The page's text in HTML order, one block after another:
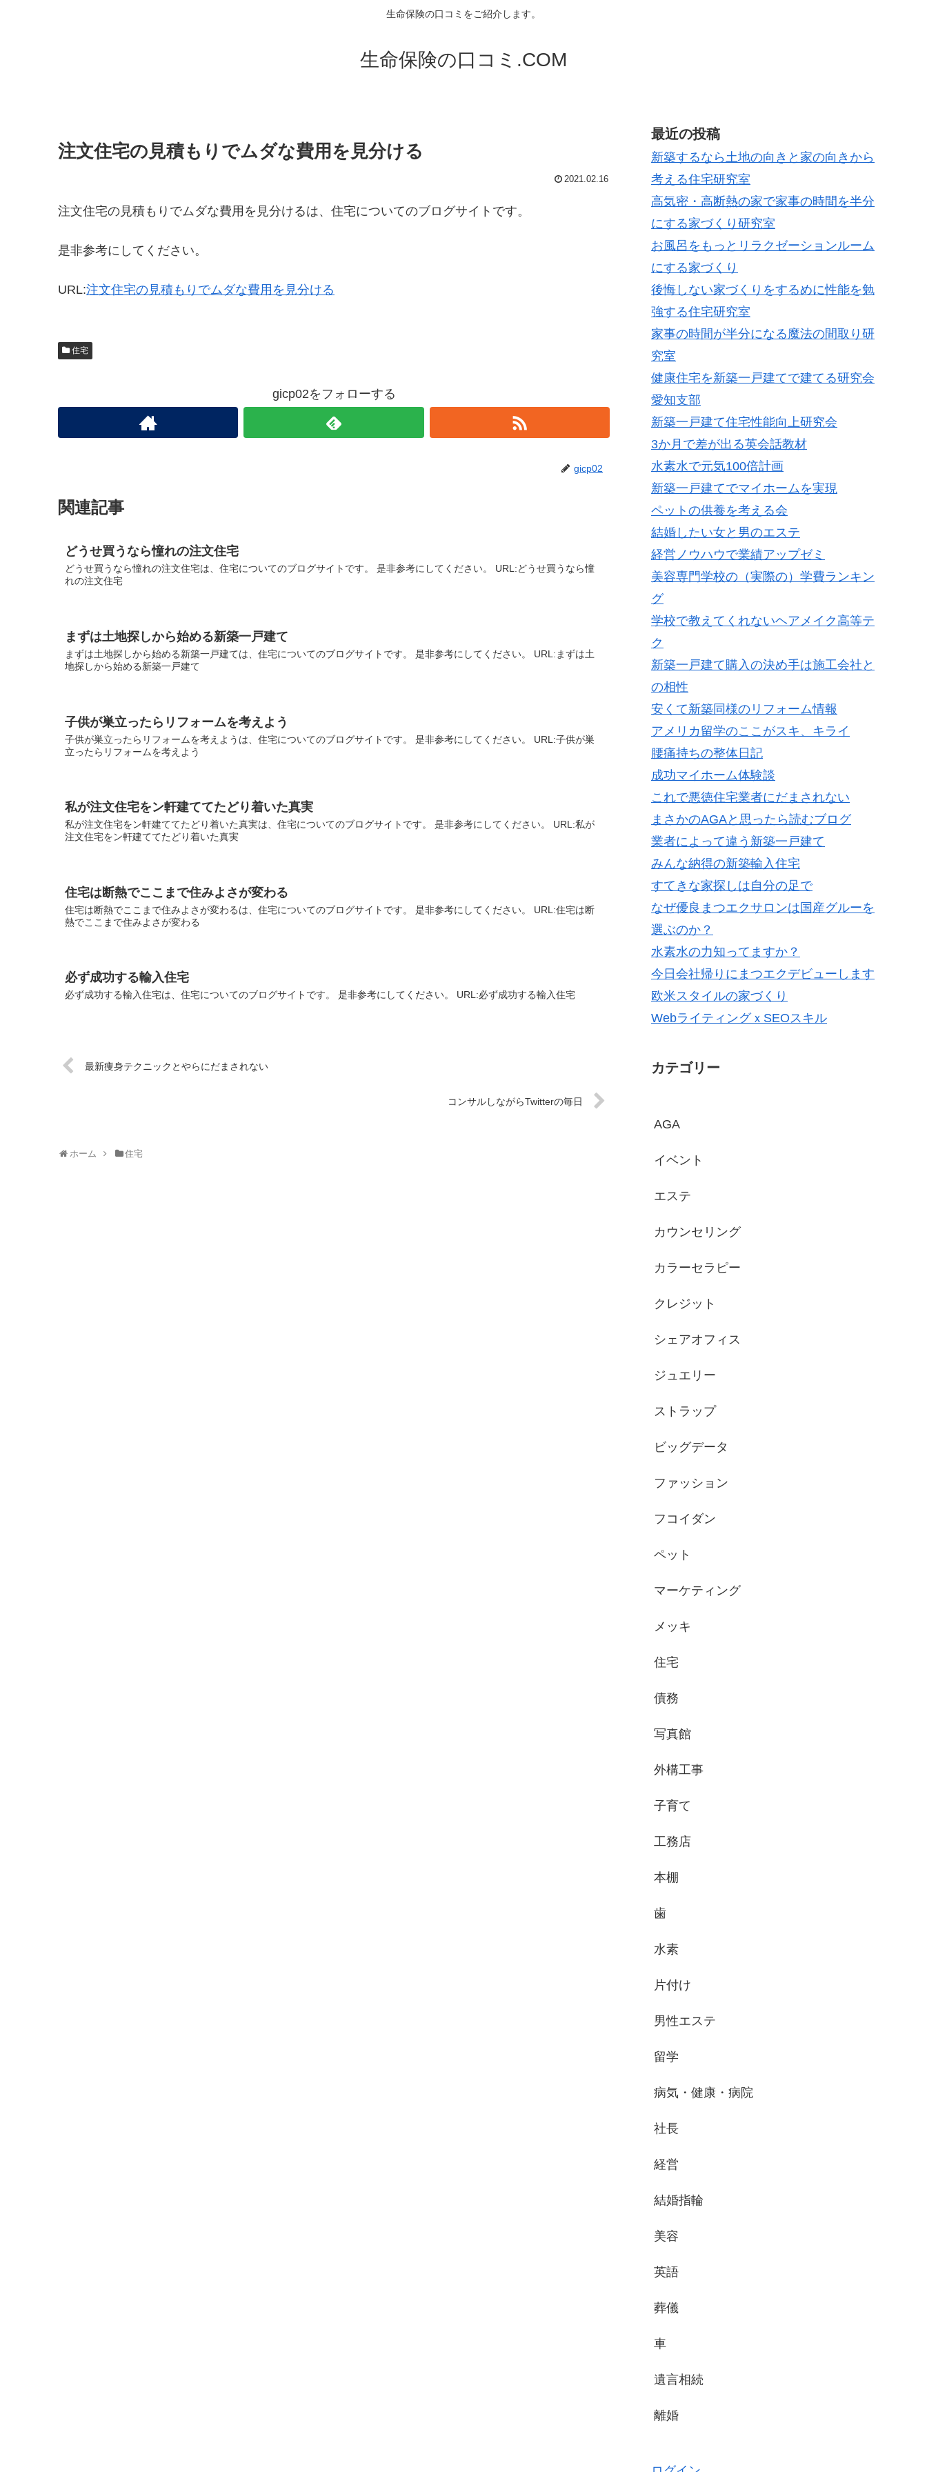
生命保険の口コミをご紹介します。
生命保険の口コミ.COM
注文住宅の見積もりでムダな費用を見分ける
2021.02.16
注文住宅の見積もりでムダな費用を見分けるは、住宅についてのブログサイトです。
是非参考にしてください。
URL:注文住宅の見積もりでムダな費用を見分ける
住宅
gicp02をフォローする
gicp02
関連記事
どうせ買うなら憧れの注文住宅
どうせ買うなら憧れの注文住宅は、住宅についてのブログサイトです。 是非参考にしてください。 URL:どうせ買うなら憧
れの注文住宅
まずは土地探しから始める新築一戸建て
まずは土地探しから始める新築一戸建ては、住宅についてのブログサイトです。 是非参考にしてください。 URL:まずは土
地探しから始める新築一戸建て
子供が巣立ったらリフォームを考えよう
子供が巣立ったらリフォームを考えようは、住宅についてのブログサイトです。 是非参考にしてください。 URL:子供が巣
立ったらリフォームを考えよう
私が注文住宅をン軒建ててたどり着いた真実
私が注文住宅をン軒建ててたどり着いた真実は、住宅についてのブログサイトです。 是非参考にしてください。 URL:私が
注文住宅をン軒建ててたどり着いた真実
住宅は断熱でここまで住みよさが変わる
住宅は断熱でここまで住みよさが変わるは、住宅についてのブログサイトです。 是非参考にしてください。 URL:住宅は断
熱でここまで住みよさが変わる
必ず成功する輸入住宅
必ず成功する輸入住宅は、住宅についてのブログサイトです。 是非参考にしてください。 URL:必ず成功する輸入住宅
最新痩身テクニックとやらにだまされない
コンサルしながらTwitterの毎日
ホーム 住宅
最近の投稿
新築するなら土地の向きと家の向きから
考える住宅研究室
高気密・高断熱の家で家事の時間を半分
にする家づくり研究室
お風呂をもっとリラクゼーションルーム
にする家づくり
後悔しない家づくりをするめに性能を勉
強する住宅研究室
家事の時間が半分になる魔法の間取り研
究室
健康住宅を新築一戸建てで建てる研究会
愛知支部
新築一戸建て住宅性能向上研究会
3か月で差が出る英会話教材
水素水で元気100倍計画
新築一戸建てでマイホームを実現
ペットの供養を考える会
結婚したい女と男のエステ
経営ノウハウで業績アップゼミ
美容専門学校の（実際の）学費ランキン
グ
学校で教えてくれないヘアメイク高等テ
ク
新築一戸建て購入の決め手は施工会社と
の相性
安くて新築同様のリフォーム情報
アメリカ留学のここがスキ、キライ
腰痛持ちの整体日記
成功マイホーム体験談
これで悪徳住宅業者にだまされない
まさかのAGAと思ったら読むブログ
業者によって違う新築一戸建て
みんな納得の新築輸入住宅
すてきな家探しは自分の足で
なぜ優良まつエクサロンは国産グルーを
選ぶのか？
水素水の力知ってますか？
今日会社帰りにまつエクデビューします
欧米スタイルの家づくり
WebライティングｘSEOスキル
カテゴリー
AGA
イベント
エステ
カウンセリング
カラーセラピー
クレジット
シェアオフィス
ジュエリー
ストラップ
ビッグデータ
ファッション
フコイダン
ペット
マーケティング
メッキ
住宅
債務
写真館
外構工事
子育て
工務店
本棚
歯
水素
片付け
男性エステ
留学
病気・健康・病院
社長
経営
結婚指輪
美容
英語
葬儀
車
遺言相続
離婚